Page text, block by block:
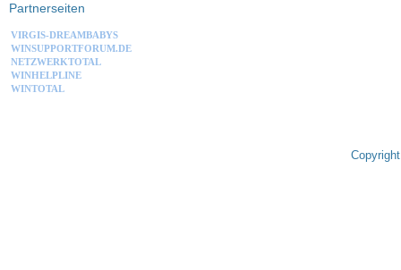
Partnerseiten
VIRGIS-DREAMBABYS
WINSUPPORTFORUM.DE
NETZWERKTOTAL
WINHELPLINE
WINTOTAL